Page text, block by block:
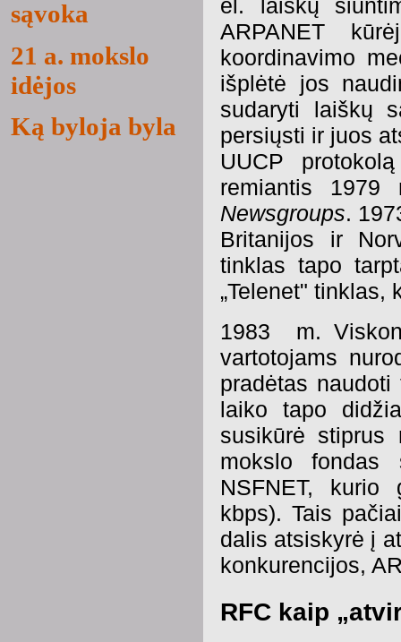
sąvoka
21 a. mokslo
idėjos
Ką byloja byla
el. laiškų
ARPANET
koordinavimo
išplėtė jos
sudaryti laiškų
persiųsti ir juos
UUCP
remiantis
Newsgroups.
Britanijos ir
tinklas tapo
„Telenet" tinklas,
1983 m.
vartotojams
pradėtas
laiko tapo
susikūrė stiprus
mokslo fondas
NSFNET, kurio
kbps). Tais
dalis atsiskyrė į
konkurencijos,
RFC kaip